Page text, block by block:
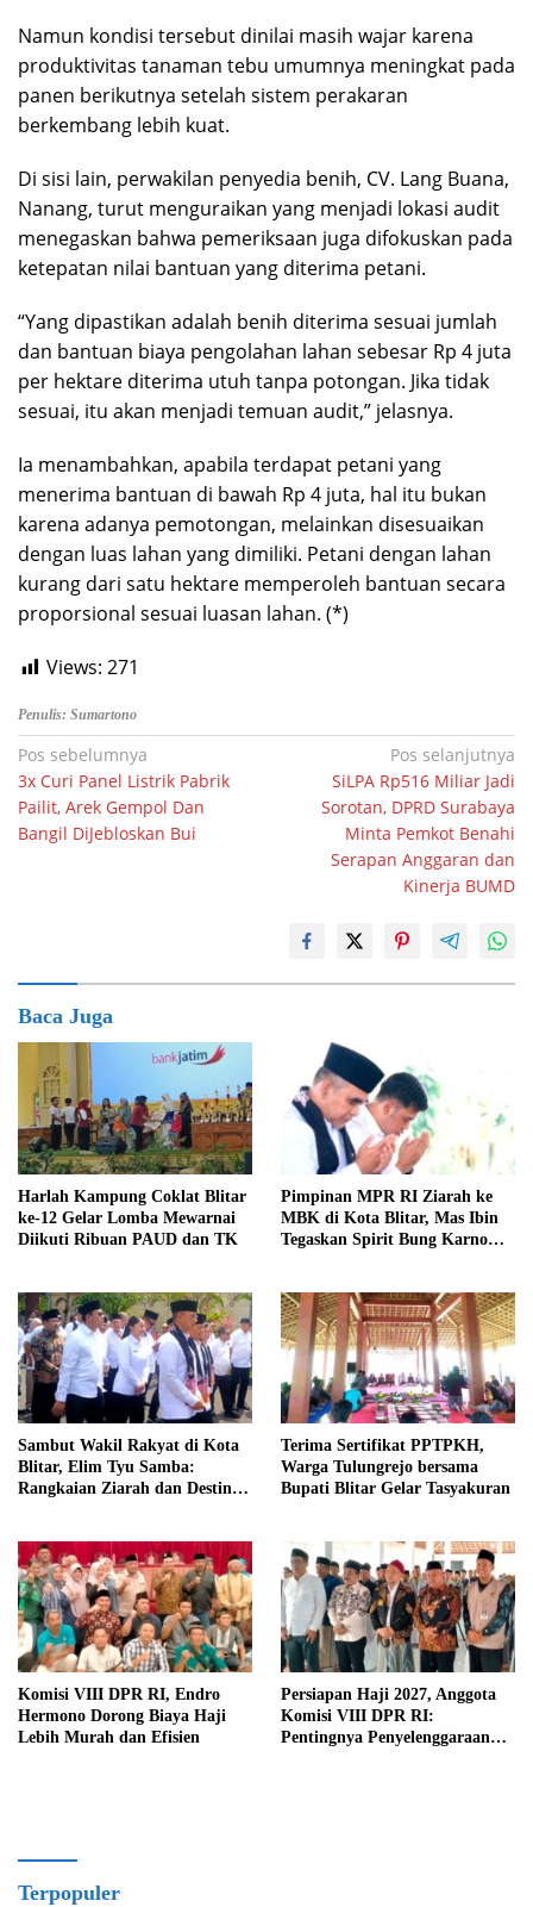
Namun kondisi tersebut dinilai masih wajar karena
produktivitas tanaman tebu umumnya meningkat pada
panen berikutnya setelah sistem perakaran
berkembang lebih kuat.
Di sisi lain, perwakilan penyedia benih, CV. Lang Buana,
Nanang, turut menguraikan yang menjadi lokasi audit
menegaskan bahwa pemeriksaan juga difokuskan pada
ketepatan nilai bantuan yang diterima petani.
“Yang dipastikan adalah benih diterima sesuai jumlah
dan bantuan biaya pengolahan lahan sebesar Rp 4 juta
per hektare diterima utuh tanpa potongan. Jika tidak
sesuai, itu akan menjadi temuan audit,” jelasnya.
Ia menambahkan, apabila terdapat petani yang
menerima bantuan di bawah Rp 4 juta, hal itu bukan
karena adanya pemotongan, melainkan disesuaikan
dengan luas lahan yang dimiliki. Petani dengan lahan
kurang dari satu hektare memperoleh bantuan secara
proporsional sesuai luasan lahan. (*)
Views: 271
Penulis: Sumartono
Navigasi
pos
Pos sebelumnya
3x Curi Panel Listrik Pabrik
Pailit, Arek Gempol Dan
Bangil DiJebloskan Bui
Pos selanjutnya
SiLPA Rp516 Miliar Jadi
Sorotan, DPRD Surabaya
Minta Pemkot Benahi
Serapan Anggaran dan
Kinerja BUMD
Baca Juga
Harlah Kampung Coklat Blitar
ke-12 Gelar Lomba Mewarnai
Diikuti Ribuan PAUD dan TK
Pimpinan MPR RI Ziarah ke
MBK di Kota Blitar, Mas Ibin
Tegaskan Spirit Bung Karno
Sambut Wakil Rakyat di Kota
Blitar, Elim Tyu Samba:
Rangkaian Ziarah dan Destinasi
Terima Sertifikat PPTPKH,
Warga Tulungrejo bersama
Bupati Blitar Gelar Tasyakuran
Komisi VIII DPR RI, Endro
Hermono Dorong Biaya Haji
Lebih Murah dan Efisien
Persiapan Haji 2027, Anggota
Komisi VIII DPR RI:
Pentingnya Penyelenggaraan
Terpopuler